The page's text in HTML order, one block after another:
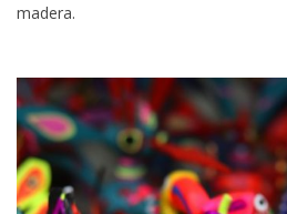
madera.